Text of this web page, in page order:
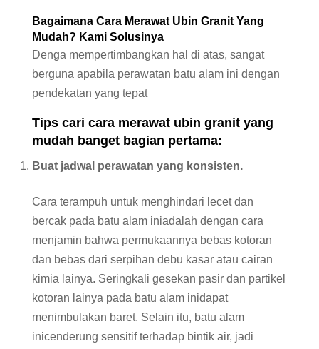
Bagaimana Cara Merawat Ubin GranitYang
Mudah? Kami Solusinya
Denga mempertimbangkan hal di atas, sangat
berguna apabila perawatan batu alam ini dengan
pendekatan yang tepat
Tips cari cara merawat ubin granit yang
mudah banget bagian pertama:
Buat jadwal perawatan yang konsisten.
Cara terampuh untuk menghindari lecet dan
bercak pada batu alam iniadalah dengan cara
menjamin bahwa permukaannya bebas kotoran
dan bebas dari serpihan debu kasar atau cairan
kimia lainya. Seringkali gesekan pasir dan partikel
kotoran lainya pada batu alam inidapat
menimbulakan baret. Selain itu, batu alam
inicenderung sensitif terhadap bintik air, jadi